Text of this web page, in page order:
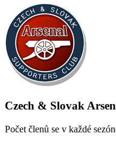
Czech & Slovak
Počet členů se v každé